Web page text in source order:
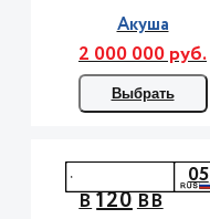
Акуша
2 000 000 руб.
Выбрать
В120ВВ
05